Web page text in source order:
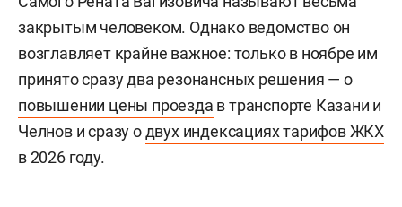
закрытым человеком. Однако ведомство он
возглавляет крайне важное: только в ноябре им
принято сразу два резонансных решения — о
повышении цены проезда в транспорте Казани и
Челнов и сразу одвух индексациях тарифов ЖКХ
в 2026 году.